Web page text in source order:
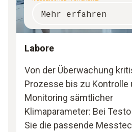
Mehr erfahren
Labore
Von der Überwachung
Prozesse bis zu Kontrolle
Monitoring sämtlicher
Klimaparameter: Bei
Sie die passende